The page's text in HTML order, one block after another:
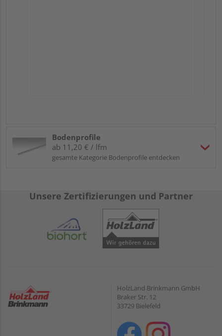
Bodenprofile
ab 11,20 € / lfm
gesamte Kategorie Bodenprofile entdecken
Unsere Zertifizierungen und Partner
HolzLand Brinkmann GmbH
Braker Str. 12
33729 Bielefeld